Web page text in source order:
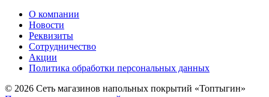
О компании
Новости
Реквизиты
Сотрудничество
Акции
Политика обработки персональных данных
© 2026 Сеть магазинов напольных покрытий «Топтыгин»